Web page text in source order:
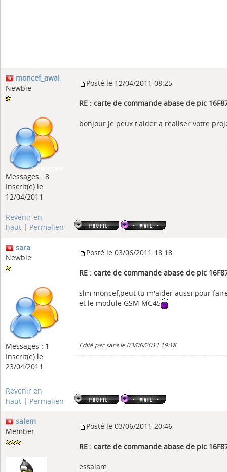
moncef_awai
Newbie
Messages : 8
Inscrit(e) le:
12/04/2011
Posté le 12/04/2011 08:25
RE : carte de commande abase de pic
bonjour je peux t'aider a réaliser votre
Revenir en
haut | Permalien
sara
Newbie
Messages : 1
Inscrit(e) le:
23/04/2011
Posté le 03/06/2011 18:18
RE : carte de commande abase de pic
slm moncef,peut tu m'aider aussi pour
et le module GSM MC45
Edité par sara le 03/06/2011 19:18
Revenir en
haut | Permalien
salem
Member
Posté le 03/06/2011 20:46
RE : carte de commande abase de pic
essalam